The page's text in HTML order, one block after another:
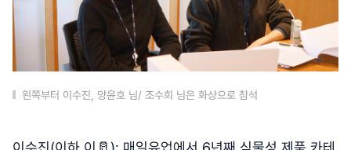
왼쪽부터 이수진, 양윤호 님/ 조수희 님은 화상으로 참석